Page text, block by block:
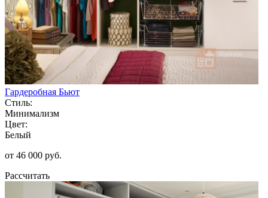
Гардеробная Бьют
Стиль:
Минимализм
Цвет:
Белый
от 46 000 руб.
Рассчитать